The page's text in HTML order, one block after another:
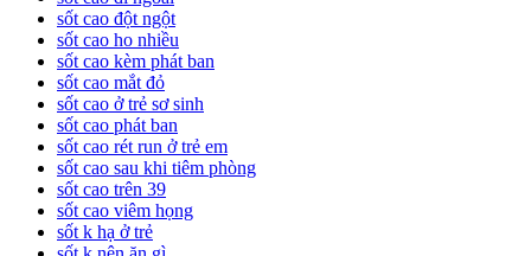
sốt cao đột ngột
sốt cao ho nhiều
sốt cao kèm phát ban
sốt cao mắt đỏ
sốt cao ở trẻ sơ sinh
sốt cao phát ban
sốt cao rét run ở trẻ em
sốt cao sau khi tiêm phòng
sốt cao trên 39
sốt cao viêm họng
sốt k hạ ở trẻ